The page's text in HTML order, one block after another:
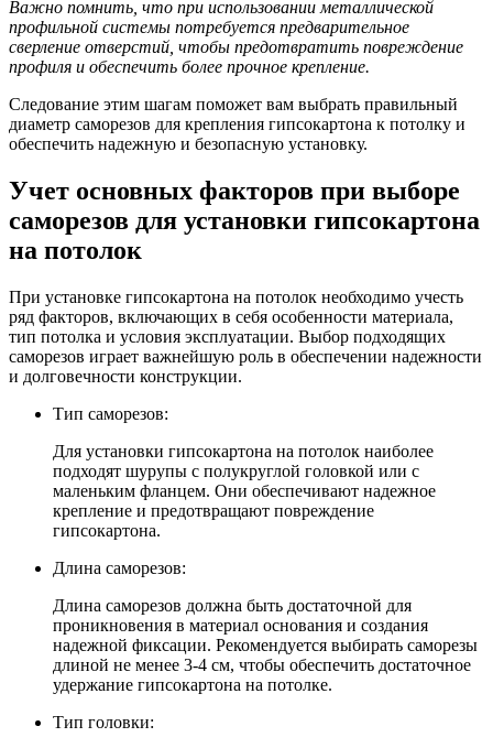
Важно помнить, что при использовании металлической
профильной системы потребуется предварительное
сверление отверстий, чтобы предотвратить повреждение
профиля и обеспечить более прочное крепление.
Следование этим шагам поможет вам выбрать правильный
диаметр саморезов для крепления гипсокартона к потолку и
обеспечить надежную и безопасную установку.
Учет основных факторов при выборе
саморезов для установки гипсокартона
на потолок
При установке гипсокартона на потолок необходимо учесть
ряд факторов, включающих в себя особенности материала,
тип потолка и условия эксплуатации. Выбор подходящих
саморезов играет важнейшую роль в обеспечении надежности
и долговечности конструкции.
Тип саморезов:
Для установки гипсокартона на потолок наиболее
подходят шурупы с полукруглой головкой или с
маленьким фланцем. Они обеспечивают надежное
крепление и предотвращают повреждение
гипсокартона.
Длина саморезов:
Длина саморезов должна быть достаточной для
проникновения в материал основания и создания
надежной фиксации. Рекомендуется выбирать саморезы
длиной не менее 3-4 см, чтобы обеспечить достаточное
удержание гипсокартона на потолке.
Тип головки: